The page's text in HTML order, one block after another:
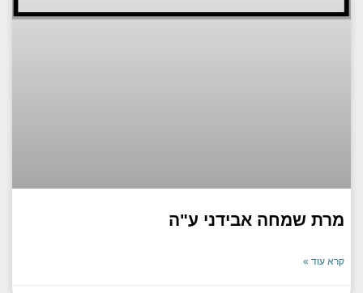
מרת שמחה אבידני ע"ה
קרא עוד »